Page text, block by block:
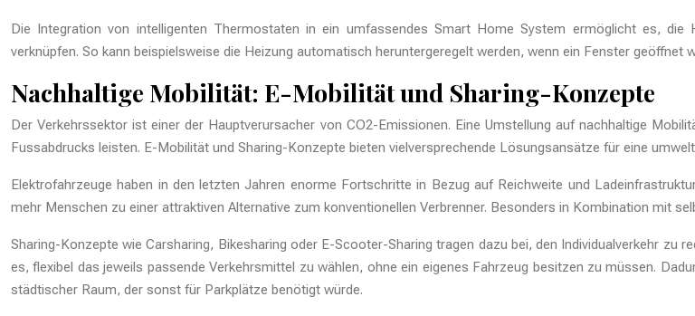
Die Integration von intelligenten Thermostaten in ein umfassendes Smart Home System ermöglicht es,
verknüpfen. So kann beispielsweise die Heizung automatisch heruntergeregelt werden, wenn ein Fenster geöffnet
Nachhaltige Mobilität: E-Mobilität und Sharing-Konzepte
Der Verkehrssektor ist einer der Hauptverursacher von CO2-Emissionen. Eine Umstellung auf nachhaltige
Fussabdrucks leisten. E-Mobilität und Sharing-Konzepte bieten vielversprechende Lösungsansätze für eine
Elektrofahrzeuge haben in den letzten Jahren enorme Fortschritte in Bezug auf Reichweite und
mehr Menschen zu einer attraktiven Alternative zum konventionellen Verbrenner. Besonders in Kombination mit
Sharing-Konzepte wie Carsharing, Bikesharing oder E-Scooter-Sharing tragen dazu bei, den Individualverkehr zu
es, flexibel das jeweils passende Verkehrsmittel zu wählen, ohne ein eigenes Fahrzeug besitzen zu müssen.
städtischer Raum, der sonst für Parkplätze benötigt würde.